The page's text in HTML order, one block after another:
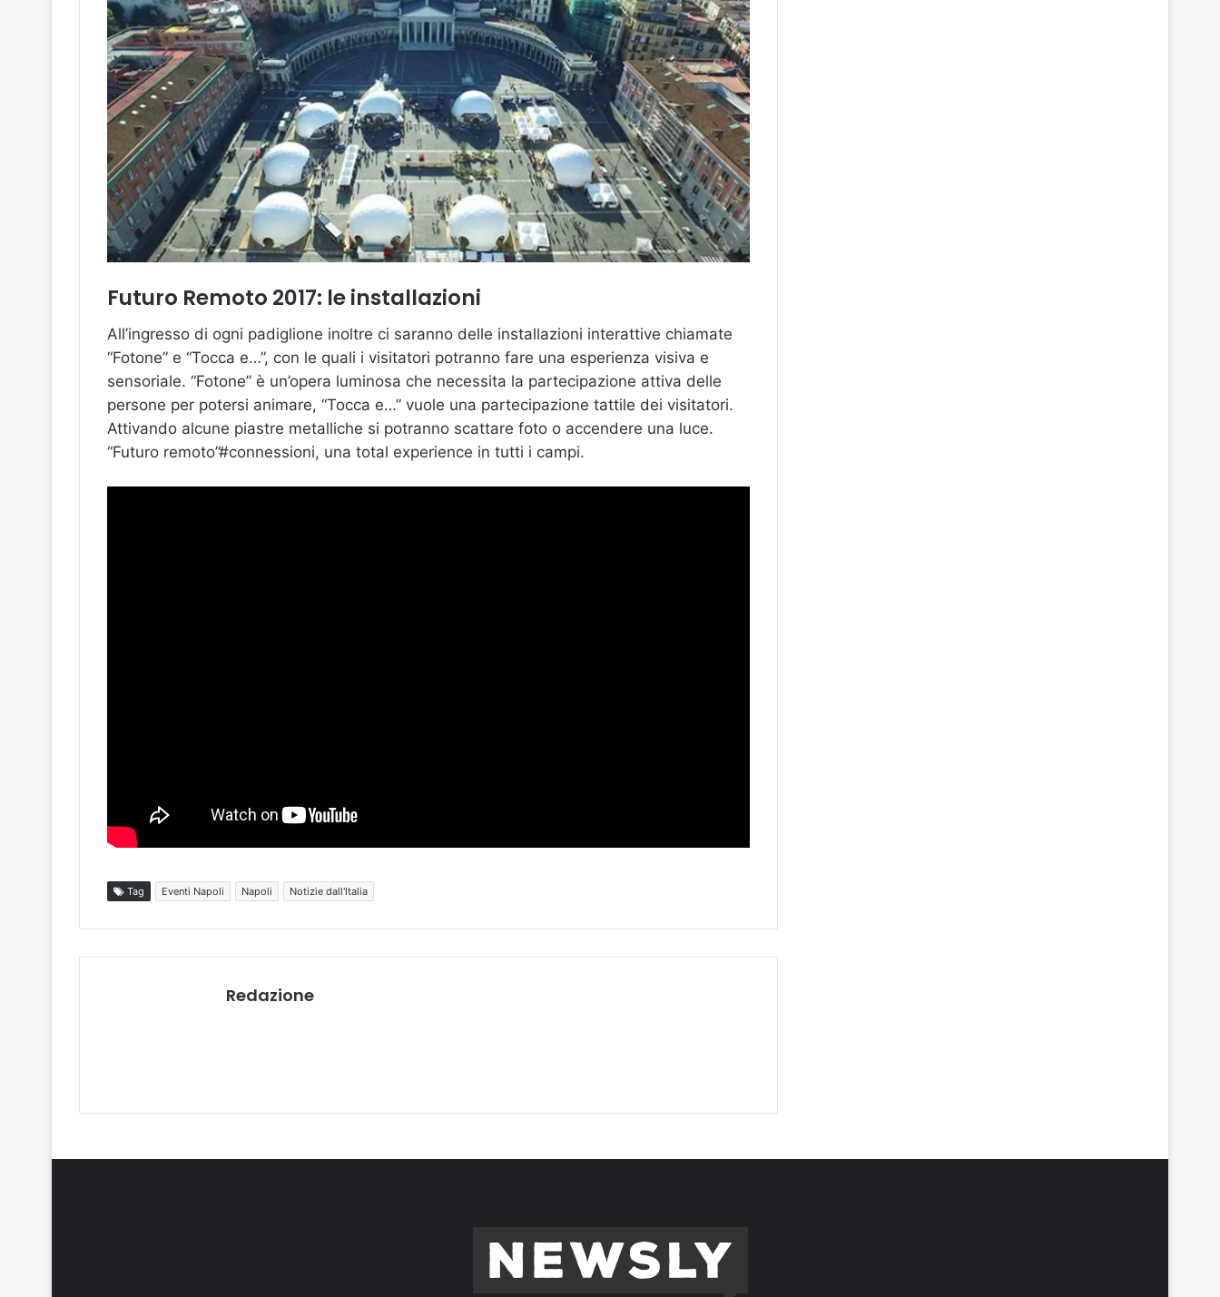
Futuro Remoto 2017: le installazioni
All’ingresso di ogni padiglione inoltre ci saranno delle installazioni interattive chiamate
“Fotone” e “Tocca e…”, con le quali i visitatori potranno fare una esperienza visiva e
sensoriale. “Fotone” è un’opera luminosa che necessita la partecipazione attiva delle
persone per potersi animare, “Tocca e…” vuole una partecipazione tattile dei visitatori.
Attivando alcune piastre metalliche si potranno scattare foto o accendere una luce.
“Futuro remoto”#connessioni, una total experience in tutti i campi.
Tag Eventi Napoli Napoli Notizie dall'Italia
Redazione